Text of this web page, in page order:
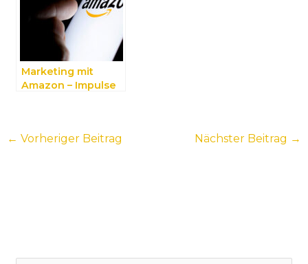
Marketing mit
Amazon – Impulse
← Vorheriger Beitrag Nächster Beitrag →